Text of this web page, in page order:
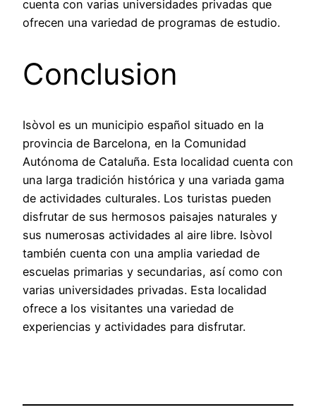
cuenta con varias universidades privadas que
ofrecen una variedad de programas de estudio.
Conclusion
Isòvol es un municipio español situado en la
provincia de Barcelona, en la Comunidad
Autónoma de Cataluña. Esta localidad cuenta con
una larga tradición histórica y una variada gama
de actividades culturales. Los turistas pueden
disfrutar de sus hermosos paisajes naturales y
sus numerosas actividades al aire libre. Isòvol
también cuenta con una amplia variedad de
escuelas primarias y secundarias, así como con
varias universidades privadas. Esta localidad
ofrece a los visitantes una variedad de
experiencias y actividades para disfrutar.